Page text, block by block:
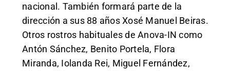
nacional. También formará parte de la
dirección a sus 88 años Xosé Manuel Beiras.
Otros rostros habituales de Anova-IN como
Antón Sánchez, Benito Portela, Flora
Miranda, Iolanda Rei, Miguel Fernández,